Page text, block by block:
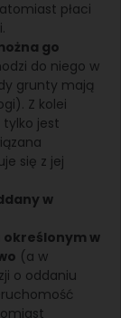
płaci
go
do niego w
grunty mają
Z kolei
jest
się z jej
w
określonym w
(a w
o oddaniu